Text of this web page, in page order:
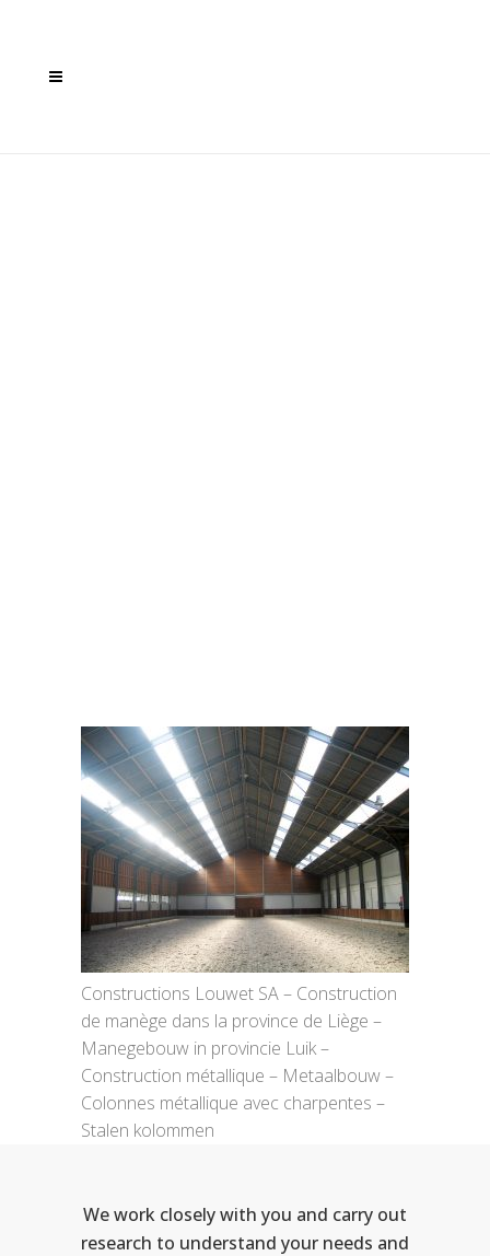
Constructions Louwet SA – Construction
de manège dans la province de Liège –
Manegebouw in provincie Luik –
Construction métallique – Metaalbouw –
Colonnes métallique avec charpentes –
Stalen kolommen
We work closely with you and carry out
research to understand your needs and